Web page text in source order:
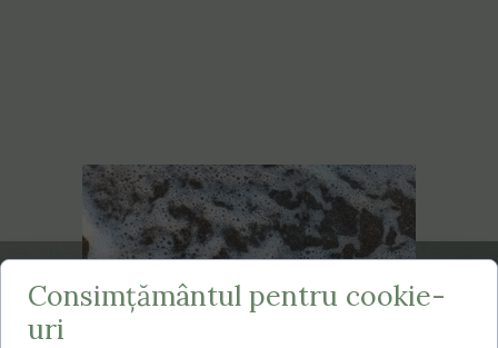
Consimțământul pentru cookie-
uri